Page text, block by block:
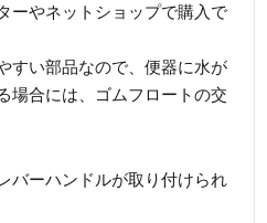
ーやネットショップで購入で
すい部品なので、便器に水が
場合には、ゴムフロートの交
バーハンドルが取り付けられ